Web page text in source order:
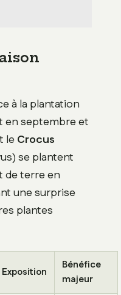
à la plantation
en septembre et
leCrocus
se plantent
de terre en
une surprise
plantes
Exposition
Bénéfice
majeur